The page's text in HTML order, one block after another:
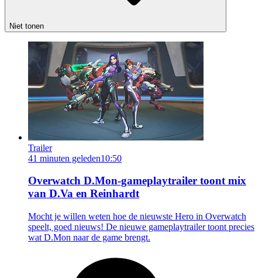
Niet tonen
Trailer
41 minuten geleden10:50
Overwatch D.Mon-gameplaytrailer toont mix
van D.Va en Reinhardt
Mocht je willen weten hoe de nieuwste Hero in Overwatch
speelt, goed nieuws! De nieuwe gameplaytrailer toont precies
wat D.Mon naar de game brengt.